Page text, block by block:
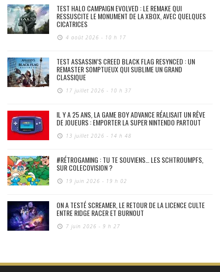
TEST HALO CAMPAIGN EVOLVED : LE REMAKE QUI
RESSUSCITE LE MONUMENT DE LA XBOX, AVEC QUELQUES
CICATRICES
4 août 2026 - 10 h 17
TEST ASSASSIN’S CREED BLACK FLAG RESYNCED : UN
REMASTER SOMPTUEUX QUI SUBLIME UN GRAND
CLASSIQUE
17 juillet 2026 - 10 h 37
IL Y A 25 ANS, LA GAME BOY ADVANCE RÉALISAIT UN RÊVE
DE JOUEURS : EMPORTER LA SUPER NINTENDO PARTOUT
13 juillet 2026 - 14 h 48
#RÉTROGAMING : TU TE SOUVIENS… LES SCHTROUMPFS,
SUR COLECOVISION ?
19 juin 2026 - 19 h 02
ON A TESTÉ SCREAMER, LE RETOUR DE LA LICENCE CULTE
ENTRE RIDGE RACER ET BURNOUT
7 juin 2026 - 9 h 27